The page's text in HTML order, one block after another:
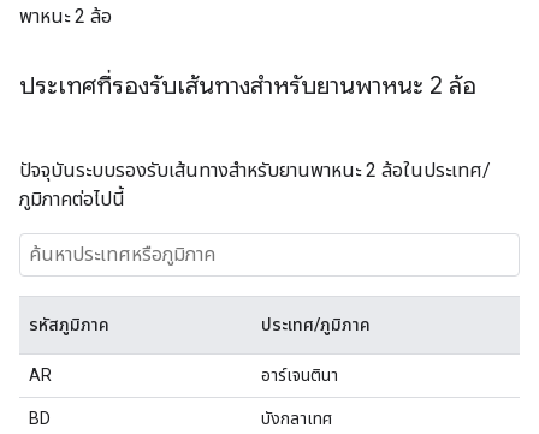
พาหนะ 2 ล้อ
ประเทศที่รองรับเส้นทางสำหรับยานพาหนะ 2 ล้อ
ปัจจุบันระบบรองรับเส้นทางสำหรับยานพาหนะ 2 ล้อในประเทศ/
ภูมิภาคต่อไปนี้
รหัสภูมิภาค ประเทศ/ภูมิภาค
AR อาร์เจนตินา
BD บังกลาเทศ